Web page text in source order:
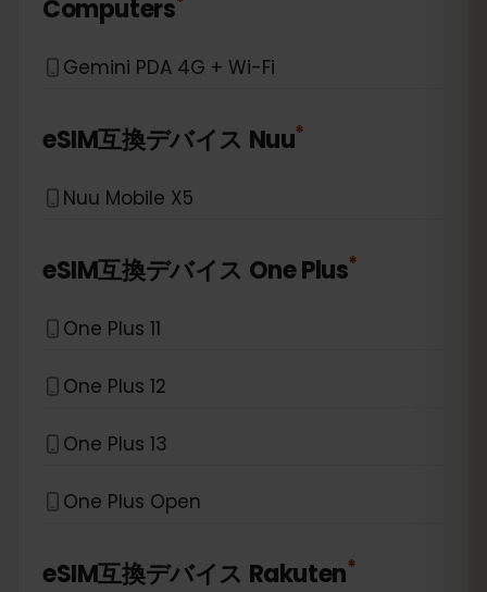
Computers
Gemini PDA 4G + Wi-Fi
eSIM互換デバイス Nuu*
Nuu Mobile X5
eSIM互換デバイス One Plus*
One Plus 11
One Plus 12
One Plus 13
One Plus Open
eSIM互換デバイス Rakuten*